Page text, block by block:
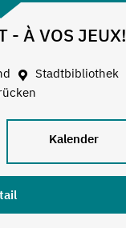
- À VOS JEUX!
Stadtbibliothek
Kalender